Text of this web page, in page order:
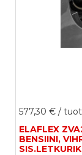
577,30 € /
ELAFLEX
BENSIINI,